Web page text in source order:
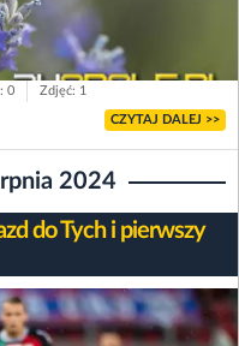
0 Zdjęć: 1
CZYTAJ DALEJ >>
2024
do Tych i pierwszy